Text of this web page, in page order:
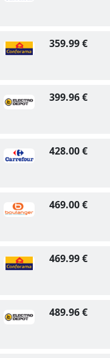
359.99 €
399.96 €
428.00 €
469.00 €
469.99 €
489.96 €